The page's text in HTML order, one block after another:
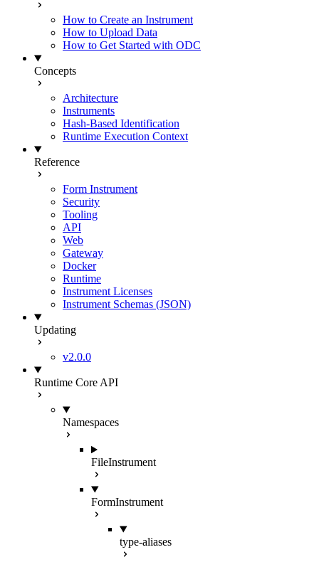
How to Create an Instrument
How to Upload Data
How to Get Started with ODC
Concepts
Architecture
Instruments
Hash-Based Identification
Runtime Execution Context
Reference
Form Instrument
Security
Tooling
API
Web
Gateway
Docker
Runtime
Instrument Licenses
Instrument Schemas (JSON)
Updating
v2.0.0
Runtime Core API
Namespaces
FileInstrument
FormInstrument
type-aliases